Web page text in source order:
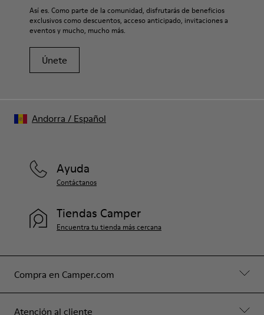
Así es. Como parte de la comunidad, disfrutarás de beneficios
exclusivos como descuentos, acceso anticipado, invitaciones a
eventos y mucho, mucho más.
Únete
Compra en Camper.com
Atención al cliente
Ayuda
Contáctanos
Tiendas Camper
Encuentra tu tienda más cercana
Andorra / Español